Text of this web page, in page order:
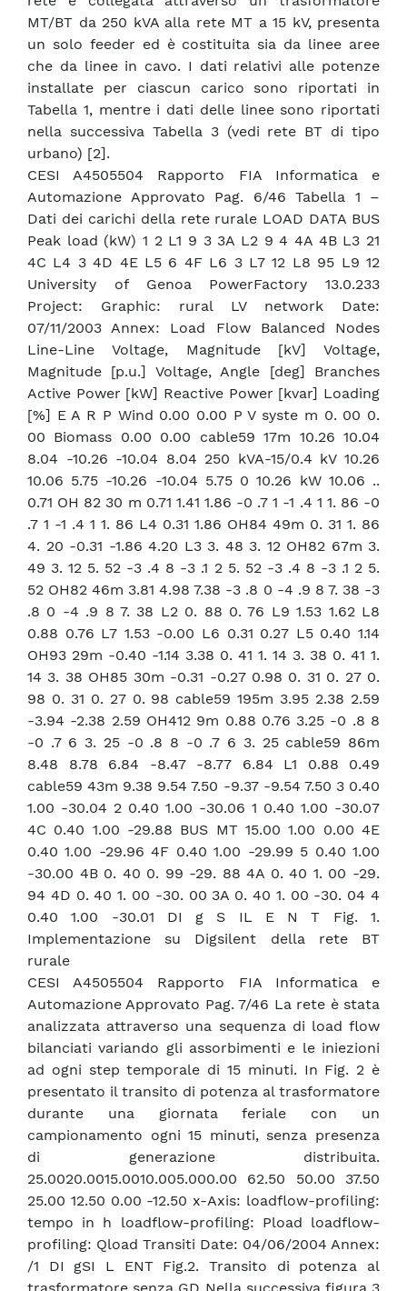
MT/BT da 250 kVA alla rete MT a 15 kV, presenta
un solo feeder ed è costituita sia da linee aree
che da linee in cavo. I dati relativi alle potenze
installate per ciascun carico sono riportati in
Tabella 1, mentre i dati delle linee sono riportati
nella successiva Tabella 3 (vedi rete BT di tipo
urbano) [2].
CESI A4505504 Rapporto FIA Informatica e
Automazione Approvato Pag. 6/46 Tabella 1 –
Dati dei carichi della rete rurale LOAD DATA BUS
Peak load (kW) 1 2 L1 9 3 3A L2 9 4 4A 4B L3 21
4C L4 3 4D 4E L5 6 4F L6 3 L7 12 L8 95 L9 12
University of Genoa PowerFactory 13.0.233
Project: Graphic: rural LV network Date:
07/11/2003 Annex: Load Flow Balanced Nodes
Line-Line Voltage, Magnitude [kV] Voltage,
Magnitude [p.u.] Voltage, Angle [deg] Branches
Active Power [kW] Reactive Power [kvar] Loading
[%] E A R P Wind 0.00 0.00 P V syste m 0. 00 0.
00 Biomass 0.00 0.00 cable59 17m 10.26 10.04
8.04 -10.26 -10.04 8.04 250 kVA-15/0.4 kV 10.26
10.06 5.75 -10.26 -10.04 5.75 0 10.26 kW 10.06 ..
0.71 OH 82 30 m 0.71 1.41 1.86 -0 .7 1 -1 .4 1 1. 86 -0
.7 1 -1 .4 1 1. 86 L4 0.31 1.86 OH84 49m 0. 31 1. 86
4. 20 -0.31 -1.86 4.20 L3 3. 48 3. 12 OH82 67m 3.
49 3. 12 5. 52 -3 .4 8 -3 .1 2 5. 52 -3 .4 8 -3 .1 2 5.
52 OH82 46m 3.81 4.98 7.38 -3 .8 0 -4 .9 8 7. 38 -3
.8 0 -4 .9 8 7. 38 L2 0. 88 0. 76 L9 1.53 1.62 L8
0.88 0.76 L7 1.53 -0.00 L6 0.31 0.27 L5 0.40 1.14
OH93 29m -0.40 -1.14 3.38 0. 41 1. 14 3. 38 0. 41 1.
14 3. 38 OH85 30m -0.31 -0.27 0.98 0. 31 0. 27 0.
98 0. 31 0. 27 0. 98 cable59 195m 3.95 2.38 2.59
-3.94 -2.38 2.59 OH412 9m 0.88 0.76 3.25 -0 .8 8
-0 .7 6 3. 25 -0 .8 8 -0 .7 6 3. 25 cable59 86m
8.48 8.78 6.84 -8.47 -8.77 6.84 L1 0.88 0.49
cable59 43m 9.38 9.54 7.50 -9.37 -9.54 7.50 3 0.40
1.00 -30.04 2 0.40 1.00 -30.06 1 0.40 1.00 -30.07
4C 0.40 1.00 -29.88 BUS MT 15.00 1.00 0.00 4E
0.40 1.00 -29.96 4F 0.40 1.00 -29.99 5 0.40 1.00
-30.00 4B 0. 40 0. 99 -29. 88 4A 0. 40 1. 00 -29.
94 4D 0. 40 1. 00 -30. 00 3A 0. 40 1. 00 -30. 04 4
0.40 1.00 -30.01 DI g S IL E N T Fig. 1.
Implementazione su Digsilent della rete BT
rurale
CESI A4505504 Rapporto FIA Informatica e
Automazione Approvato Pag. 7/46 La rete è stata
analizzata attraverso una sequenza di load flow
bilanciati variando gli assorbimenti e le iniezioni
ad ogni step temporale di 15 minuti. In Fig. 2 è
presentato il transito di potenza al trasformatore
durante una giornata feriale con un
campionamento ogni 15 minuti, senza presenza
di generazione distribuita.
25.0020.0015.0010.005.000.00 62.50 50.00 37.50
25.00 12.50 0.00 -12.50 x-Axis: loadflow-profiling:
tempo in h loadflow-profiling: Pload loadflow-
profiling: Qload Transiti Date: 04/06/2004 Annex:
/1 DI gSI L ENT Fig.2. Transito di potenza al